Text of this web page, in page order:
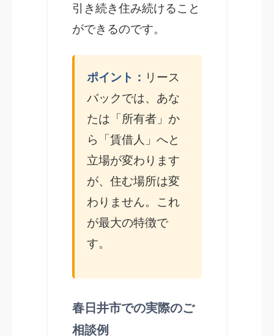
引き続き住み続けること
ができるのです。
ポイント： リース
バックでは、あな
たは「所有者」か
ら「賃借人」へと
立場が変わります
が、住む場所は変
わりません。これ
が最大の特徴で
す。
春日井市での実際のご
相談例